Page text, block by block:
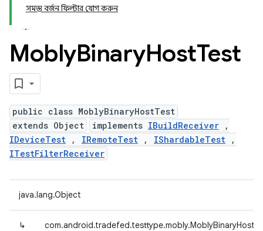
সমস্ত বর্জন ফিল্টার যোগ করুন
MoblyBinaryHostTest
public class MoblyBinaryHostTest
extends Object
implements IBuildReceiver ,
IDeviceTest , IRemoteTest , IShardableTest ,
ITestFilterReceiver
java.lang.Object
↳